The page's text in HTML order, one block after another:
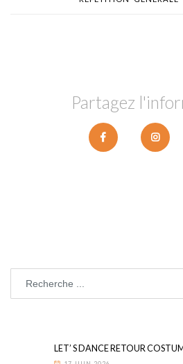
Partagez
LET’ S DANCE RETOUR